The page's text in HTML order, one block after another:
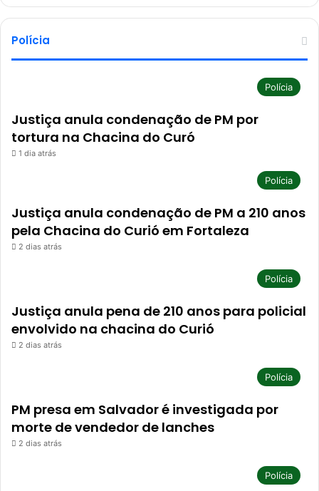
Polícia
Polícia
Justiça anula condenação de PM por
tortura na Chacina do Curó
1 dia atrás
Polícia
Justiça anula condenação de PM a 210 anos
pela Chacina do Curió em Fortaleza
2 dias atrás
Polícia
Justiça anula pena de 210 anos para policial
envolvido na chacina do Curió
2 dias atrás
Polícia
PM presa em Salvador é investigada por
morte de vendedor de lanches
2 dias atrás
Polícia